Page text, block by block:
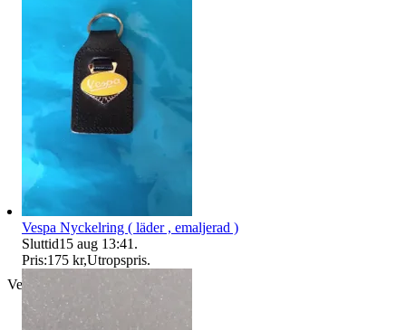
Verifierad
Vespa Nyckelring ( läder , emaljerad )
Sluttid15 aug 13:41 .
Pris:175 kr,Utropspris.